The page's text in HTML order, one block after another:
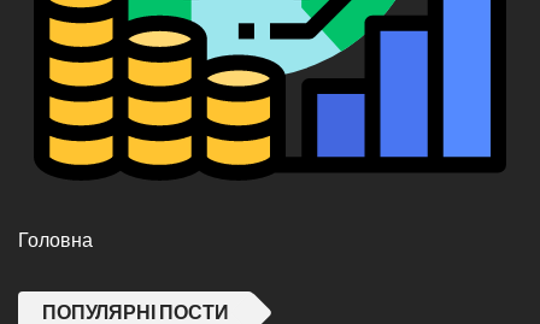
Головна
ПОПУЛЯРНІ ПОСТИ